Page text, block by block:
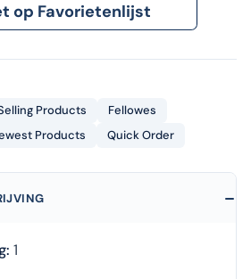
op Favorietenlijst
Products
Fellowes
Products Quick Order
1